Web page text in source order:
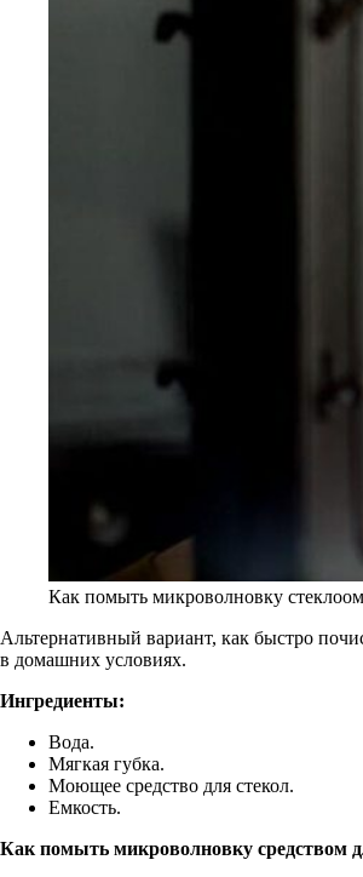
Как помыть микроволновку
Альтернативный вариант, как быстро
в домашних условиях.
Ингредиенты:
Вода.
Мягкая губка.
Моющее средство для стекол.
Емкость.
Как помыть микроволновку средством